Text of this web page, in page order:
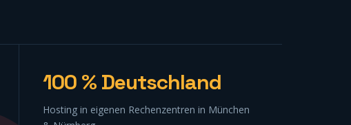
100 % Deutschland
Hosting in eigenen Rechenzentren in München